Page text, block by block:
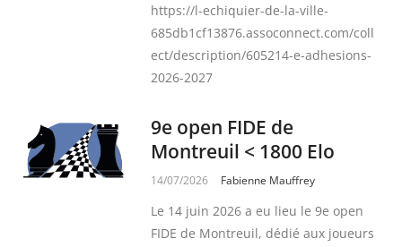
https://l-echiquier-de-la-ville-
685db1cf13876.assoconnect.com/coll
ect/description/605214-e-adhesions-
2026-2027
9e open FIDE de
Montreuil < 1800 Elo
14/07/2026 Fabienne Mauffrey
Le 14 juin 2026 a eu lieu le 9e open
FIDE de Montreuil, dédié aux joueurs